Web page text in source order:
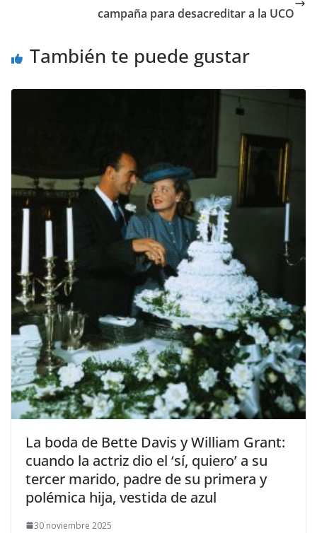
campaña para desacreditar a la UCO
También te puede gustar
​La boda de Bette Davis y William Grant:
cuando la actriz dio el ‘sí, quiero’ a su
tercer marido, padre de su primera y
polémica hija, vestida de azul
30 noviembre 2025